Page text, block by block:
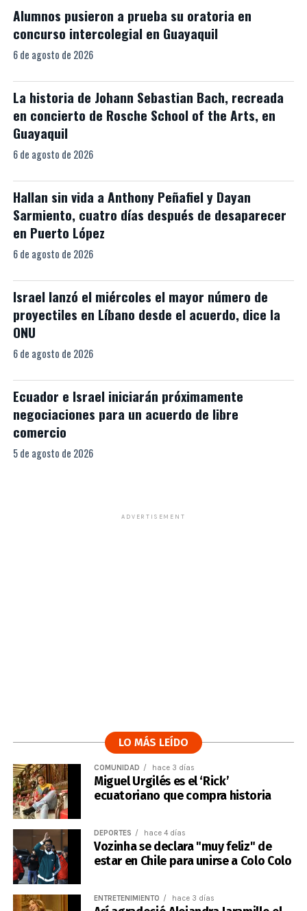
Alumnos pusieron a prueba su oratoria en
concurso intercolegial en Guayaquil
6 de agosto de 2026
La historia de Johann Sebastian Bach, recreada
en concierto de Rosche School of the Arts, en
Guayaquil
6 de agosto de 2026
Hallan sin vida a Anthony Peñafiel y Dayan
Sarmiento, cuatro días después de desaparecer
en Puerto López
6 de agosto de 2026
Israel lanzó el miércoles el mayor número de
proyectiles en Líbano desde el acuerdo, dice la
ONU
6 de agosto de 2026
Ecuador e Israel iniciarán próximamente
negociaciones para un acuerdo de libre
comercio
5 de agosto de 2026
ADVERTISEMENT
LO MÁS LEÍDO
COMUNIDAD hace 3 días
Miguel Urgilés es el ‘Rick’
ecuatoriano que compra historia
DEPORTES hace 4 días
Vozinha se declara "muy feliz" de
estar en Chile para unirse a Colo Colo
ENTRETENIMIENTO hace 3 días